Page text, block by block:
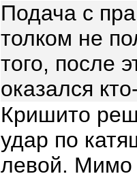
Подача с
толком не
того, после
оказался
Кришито
удар по
левой. Мимо